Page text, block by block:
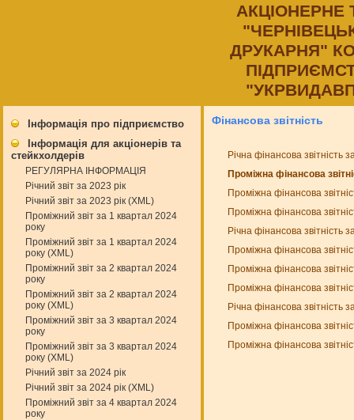
АКЦIОНЕРНЕ
ДРУКАРНЯ"
Інформація про підприємство
Інформація для акціонерів та
стейкхолдерів
РЕГУЛЯРНА ІНФОРМАЦІЯ
Річний звіт за 2023 рік
Річний звіт за 2023 рік (XML)
Проміжний звіт за 1 квартал 2024
року
Проміжний звіт за 1 квартал 2024
року (XML)
Проміжний звіт за 2 квартал 2024
року
Проміжний звіт за 2 квартал 2024
року (XML)
Проміжний звіт за 3 квартал 2024
року
Проміжний звіт за 3 квартал 2024
року (XML)
Річний звіт за 2024 рік
Річний звіт за 2024 рік (XML)
Проміжний звіт за 4 квартал 2024
року
Фінансова звітність
Річна фінансова
Проміжна фінансова
Проміжна фінансова
Проміжна фінансова
Річна фінансова
Проміжна фінансова
Проміжна фінансова
Проміжна фінансова
Річна фінансова
Проміжна фінансова
Проміжна фінансова